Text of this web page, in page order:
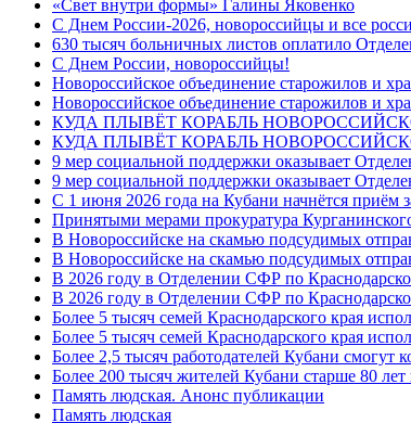
«Свет внутри формы» Галины Яковенко
C Днем России-2026, новороссийцы и все
630 тысяч больничных листов оплатило
C Днем России, новороссийцы!
Новороссийское объединение старожилов и
Новороссийское объединение старожилов и
КУДА ПЛЫВЁТ КОРАБЛЬ
КУДА ПЛЫВЁТ КОРАБЛЬ
9 мер социальной поддержки оказывает
9 мер социальной поддержки оказывает
С 1 июня 2026 года на Кубани начнётся
Принятыми мерами прокуратура
В Новороссийске на скамью подсудимых
В Новороссийске на скамью подсудимых
В 2026 году в Отделении СФР по
В 2026 году в Отделении СФР по
Более 5 тысяч семей Краснодарского края
Более 5 тысяч семей Краснодарского края
Более 2,5 тысяч работодателей Кубани смогут
Более 200 тысяч жителей Кубани старше 80
Память людская. Анонс публикации
Память людская